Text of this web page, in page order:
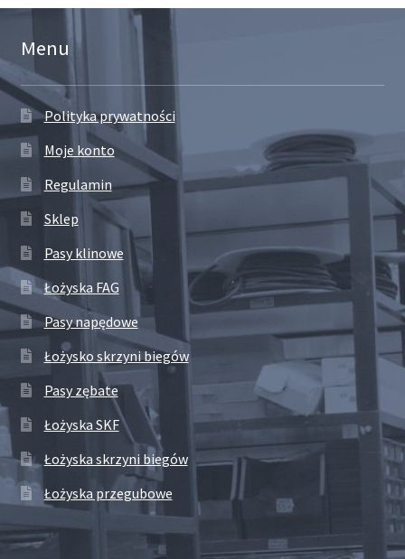
Menu
Polityka prywatności
Moje konto
Regulamin
Sklep
Pasy klinowe
Łożyska FAG
Pasy napędowe
Łożysko skrzyni biegów
Pasy zębate
Łożyska SKF
Łożyska skrzyni biegów
Łożyska przegubowe